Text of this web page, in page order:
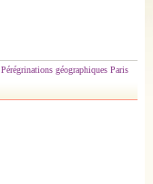
Pérégrinations géographiques Paris